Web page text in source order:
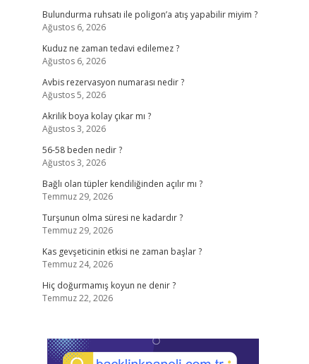
Bulundurma ruhsatı ile poligon’a atış yapabilir miyim ?
Ağustos 6, 2026
Kuduz ne zaman tedavi edilemez ?
Ağustos 6, 2026
Avbis rezervasyon numarası nedir ?
Ağustos 5, 2026
Akrilik boya kolay çıkar mı ?
Ağustos 3, 2026
56-58 beden nedir ?
Ağustos 3, 2026
Bağlı olan tüpler kendiliğinden açılır mı ?
Temmuz 29, 2026
Turşunun olma süresi ne kadardır ?
Temmuz 29, 2026
Kas gevşeticinin etkisi ne zaman başlar ?
Temmuz 24, 2026
Hiç doğurmamış koyun ne denir ?
Temmuz 22, 2026